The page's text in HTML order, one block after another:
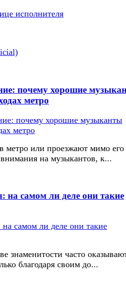
исполнителя
почему хорошие
метро
метро или проезжают мимо его
на музыкантов, к...
на самом ли деле они такие
знаменитости часто
благодаря своим до...